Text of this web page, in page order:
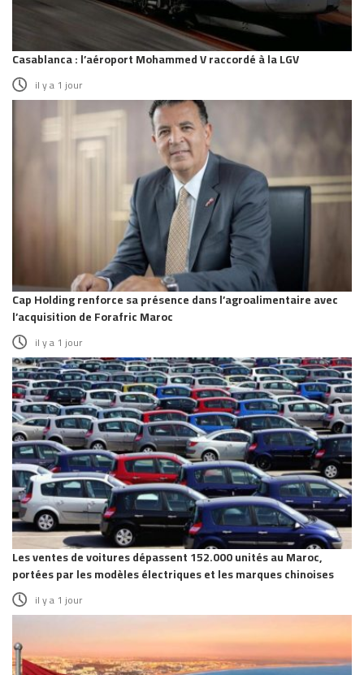
Casablanca : l’aéroport Mohammed V raccordé à la LGV
il y a 1 jour
Cap Holding renforce sa présence dans l’agroalimentaire avec
l’acquisition de Forafric Maroc
il y a 1 jour
Les ventes de voitures dépassent 152.000 unités au Maroc,
portées par les modèles électriques et les marques chinoises
il y a 1 jour